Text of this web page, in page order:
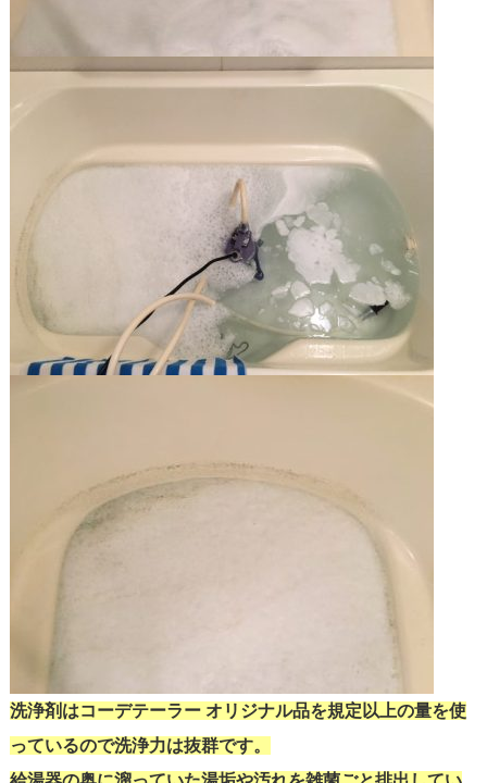
洗浄剤はコーデテーラー オリジナル品を規定以上の量を使
っているので洗浄力は抜群です。